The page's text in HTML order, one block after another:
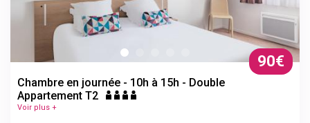
Chambre en journée - 10h à 15h - Double
Appartement T2
90€
Voir plus +